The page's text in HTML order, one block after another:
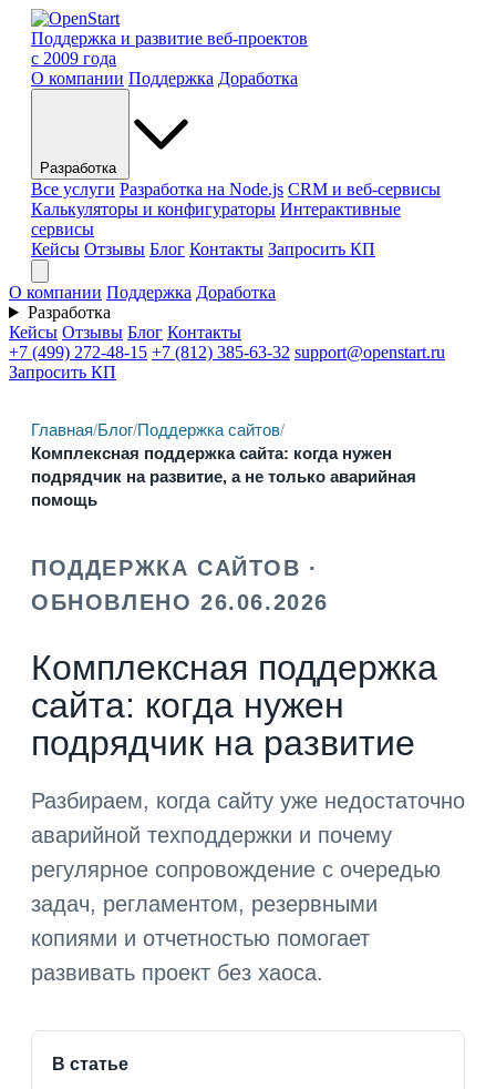
Поддержка и развитие веб-проектов
с 2009 года
О компании Поддержка Доработка
Разработка
Все услуги Разработка на Node.js CRM и веб-сервисы
Калькуляторы и конфигураторы Интерактивные
сервисы
Кейсы Отзывы Блог Контакты Запросить КП
О компании Поддержка Доработка
Разработка
Кейсы Отзывы Блог Контакты
+7 (499) 272-48-15 +7 (812) 385-63-32 support@openstart.ru
Запросить КП
Главная/Блог/Поддержка сайтов/
Комплексная поддержка сайта: когда нужен
подрядчик на развитие, а не только аварийная
помощь
ПОДДЕРЖКА САЙТОВ ·
ОБНОВЛЕНО 26.06.2026
Комплексная поддержка
сайта: когда нужен
подрядчик на развитие
Разбираем, когда сайту уже недостаточно
аварийной техподдержки и почему
регулярное сопровождение с очередью
задач, регламентом, резервными
копиями и отчетностью помогает
развивать проект без хаоса.
В статье